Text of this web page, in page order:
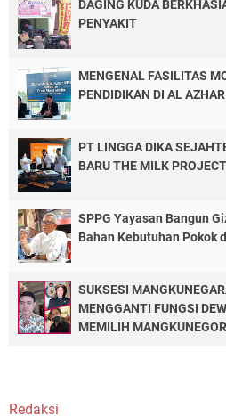
DAGING KUDA
PENYAKIT
MENGENAL FASILITAS
PENDIDIKAN DI AL
PT LINGGA DIKA
BARU THE MILK
SPPG Yayasan Bangun
Bahan Kebutuhan Pokok
SUKSESI
MENGGANTI FUNGSI
MEMILIH
Redaksi